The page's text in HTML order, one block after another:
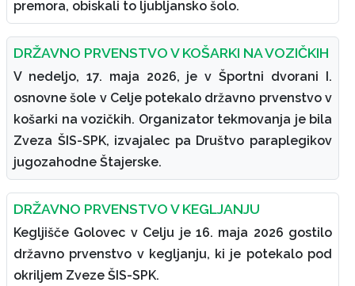
premora, obiskali to ljubljansko šolo.
DRŽAVNO PRVENSTVO V KOŠARKI NA VOZIČKIH
V nedeljo, 17. maja 2026, je v Športni dvorani I.
osnovne šole v Celje potekalo državno prvenstvo v
košarki na vozičkih. Organizator tekmovanja je bila
Zveza ŠIS-SPK, izvajalec pa Društvo paraplegikov
jugozahodne Štajerske.
DRŽAVNO PRVENSTVO V KEGLJANJU
Kegljišče Golovec v Celju je 16. maja 2026 gostilo
državno prvenstvo v kegljanju, ki je potekalo pod
okriljem Zveze ŠIS-SPK.